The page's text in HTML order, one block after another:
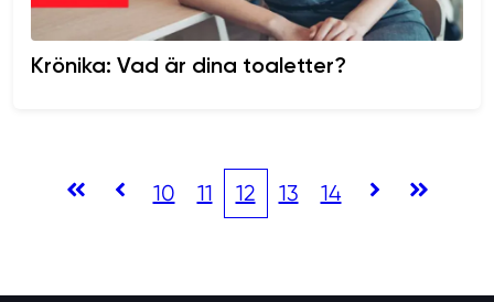
Krönika: Vad är dina toaletter?
10 11 12 13 14